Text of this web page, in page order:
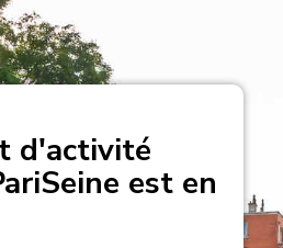
d'activité
est en